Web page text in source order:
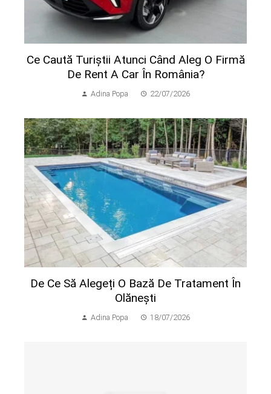
Ce Caută Turiștii Atunci Când Aleg O Firmă
De Rent A Car În România?
Adina Popa 22/07/2026
De Ce Să Alegeți O Bază De Tratament În
Olănești
Adina Popa 18/07/2026